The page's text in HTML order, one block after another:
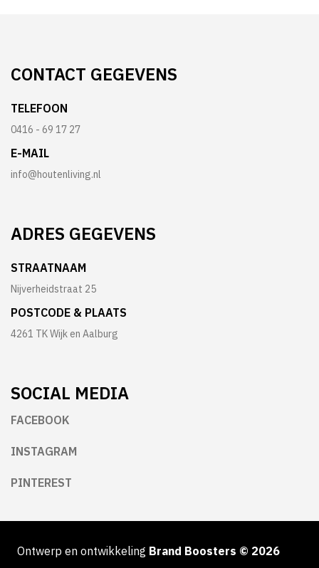
CONTACT GEGEVENS
TELEFOON
0416 - 69 17 27
E-MAIL
info@houtenliving.nl
ADRES GEGEVENS
STRAATNAAM
Nijverheidstraat 25
POSTCODE & PLAATS
4261 TK Wijk en Aalburg
SOCIAL MEDIA
FACEBOOK
INSTAGRAM
PINTEREST
Ontwerp en ontwikkeling Brand Boosters © 2026